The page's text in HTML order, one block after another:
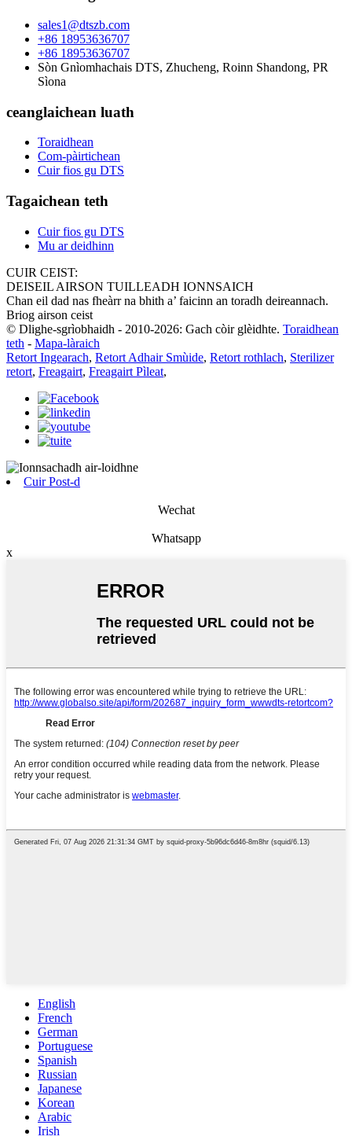
sales1@dtszb.com
+86 18953636707
+86 18953636707
Sòn Gnìomhachais DTS, Zhucheng, Roinn Shandong, PR
Sìona
ceanglaichean luath
Toraidhean
Com-pàirtichean
Cuir fios gu DTS
Tagaichean teth
Cuir fios gu DTS
Mu ar deidhinn
CUIR CEIST:
DEISEIL AIRSON TUILLEADH IONNSAICH
Chan eil dad nas fheàrr na bhith a’ faicinn an toradh deireannach.
Briog airson ceist
© Dlighe-sgrìobhaidh - 2010-2026: Gach còir glèidhte. Toraidhean
teth - Mapa-làraich
Retort Ingearach, Retort Adhair Smùide, Retort rothlach, Sterilizer
retort, Freagairt, Freagairt Pìleat,
Cuir Post-d
Wechat
Whatsapp
x
English
French
German
Portuguese
Spanish
Russian
Japanese
Korean
Arabic
Irish